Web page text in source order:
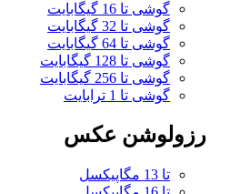
گوشی تا 16 گیگابایت
گوشی تا 32 گیگابایت
گوشی تا 64 گیگابایت
گوشی تا 128 گیگابایت
گوشی تا 256 گیگابایت
گوشی تا 1 ترابایت
رزولوشن عکس
تا 13 مگاپیکسل